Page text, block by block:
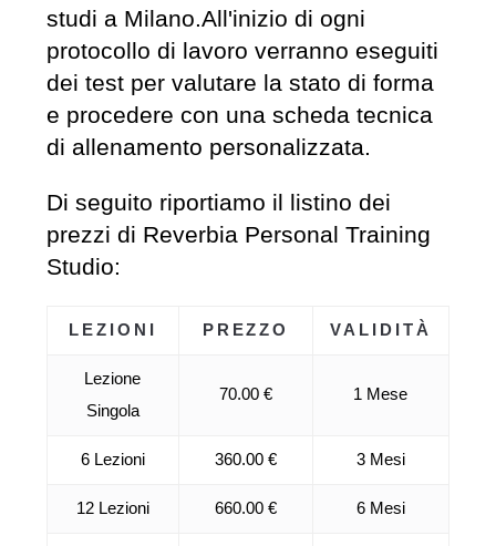
studi a Milano.All'inizio di ogni
protocollo di lavoro verranno eseguiti
dei test per valutare la stato di forma
e procedere con una scheda tecnica
di allenamento personalizzata.
Di seguito riportiamo il listino dei
prezzi di Reverbia Personal Training
Studio:
LEZIONI PREZZO VALIDITÀ
Lezione
Singola
70.00 € 1 Mese
6 Lezioni 360.00 € 3 Mesi
12 Lezioni 660.00 € 6 Mesi